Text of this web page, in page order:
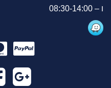
ו – 08:30-14:00